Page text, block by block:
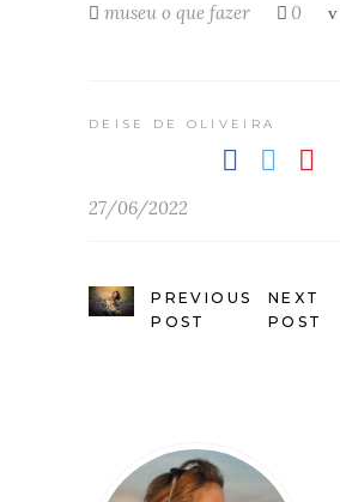
museu o que fazer 0
DEISE DE OLIVEIRA
27/06/2022
PREVIOUS
POST
NEXT
POST